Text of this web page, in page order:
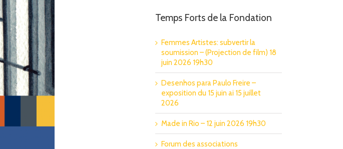
Temps Forts de la Fondation
Femmes Artistes: subvertir la
soumission – (Projection de film) 18
juin 2026 19h30
Desenhos para Paulo Freire –
exposition du 15 juin ai 15 juillet
2026
Made in Rio – 12 juin 2026 19h30
Forum des associations